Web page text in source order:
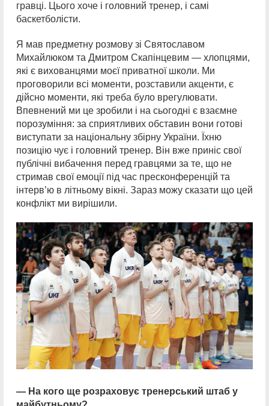
гравці. Цього хоче і головний тренер, і самі
баскетболісти.
Я мав предметну розмову зі Святославом
Михайлюком та Дмитром Скапінцевим — хлопцями,
які є вихованцями моєї приватної школи. Ми
проговорили всі моменти, розставили акценти, є
дійсно моменти, які треба було врегулювати.
Впевнений ми це зробили і на сьогодні є взаємне
порозуміння: за сприятливих обставин вони готові
виступати за національну збірну України. Їхню
позицію чує і головний тренер. Він вже приніс свої
публічні вибачення перед гравцями за те, що не
стримав свої емоції під час пресконференцій та
інтервʼю в літньому вікні. Зараз можу сказати що цей
конфлікт ми вирішили.
— На кого ще розраховує тренерський штаб у